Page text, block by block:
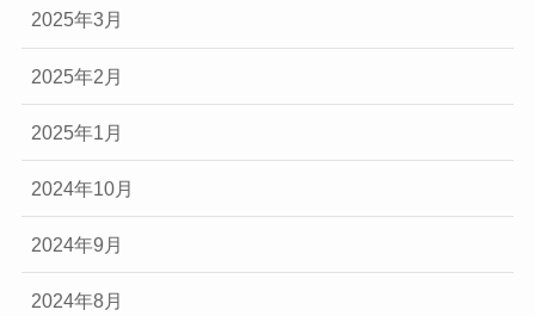
2025年3月
2025年2月
2025年1月
2024年10月
2024年9月
2024年8月